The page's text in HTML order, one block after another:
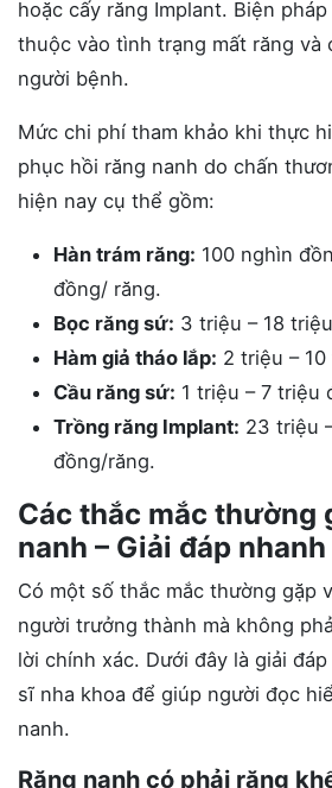
hoặc cấy răng Implant. Biện
thuộc vào tình trạng mất răng và
người bệnh.
Mức chi phí tham khảo khi thực
phục hồi răng nanh do chấn
hiện nay cụ thể gồm:
Hàn trám răng: 100 nghìn
đồng/ răng.
Bọc răng sứ: 3 triệu – 18
Hàm giả tháo lắp: 2 triệu –
Cầu răng sứ: 1 triệu – 7 triệu
Trồng răng Implant: 23 triệu
đồng/răng.
Các thắc mắc thường
nanh – Giải đáp nhanh
Có một số thắc mắc thường gặp
người trưởng thành mà không
lời chính xác. Dưới đây là giải
sĩ nha khoa để giúp người đọc
nanh.
Răng nanh có phải răng